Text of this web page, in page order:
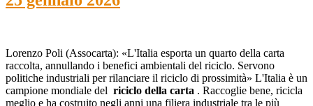
Lorenzo Poli (Assocarta): «L'Italia esporta un quarto della carta
raccolta, annullando i benefici ambientali del riciclo. Servono
politiche industriali per rilanciare il riciclo di prossimità» L'Italia è un
campione mondiale del riciclo della carta . Raccoglie bene, ricicla
meglio e ha costruito negli anni una filiera industriale tra le più